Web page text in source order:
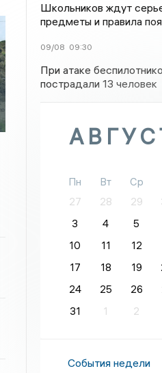
Школьников ждут
предметы и правила
09/08 09:30
При атаке
пострадали 13 человек
Пн Вт Ср
27
28 29
3
4 5
10
11 12
17
18 19
24
25 26
31
1 2
События недели